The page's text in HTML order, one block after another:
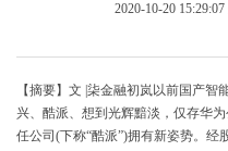
2020-10-20 15:29:07
【摘要】文 |柒金融初岚以前国产智
兴、酷派、想到光辉黯淡，仅存华
任公司(下称“酷派”)拥有新姿势。经